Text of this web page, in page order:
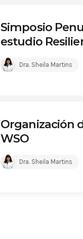
Simposio
estudio
Dra. Sheila Martins
Organización
WSO
Dra. Sheila Martins